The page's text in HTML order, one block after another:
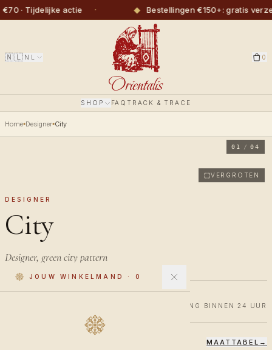
· Tijdelijke actie · Bestellingen €150+: gratis
🇳🇱 NL 0
SHOP FAQTRACK & TRACE
JOUW WINKELMAND · 0
Home Designer City
VERGROTEN
01 / 04
DESIGNER
City
Designer, green city pattern
VERZENDING BINNEN 24 UUR
MAATTABEL →